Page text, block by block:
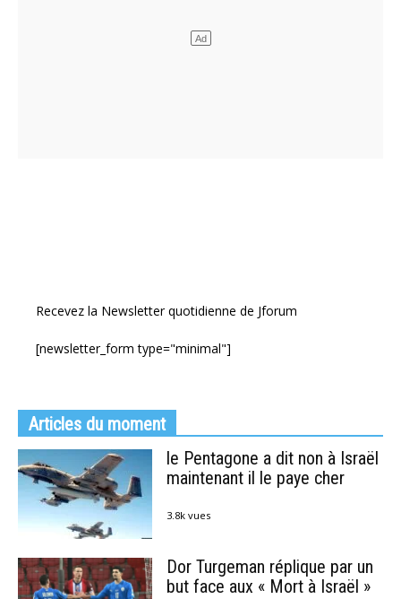
Recevez la Newsletter quotidienne de Jforum
[newsletter_form type="minimal"]
Articles du moment
le Pentagone a dit non à Israël
maintenant il le paye cher
3.8k vues
Dor Turgeman réplique par un
but face aux « Mort à Israël »